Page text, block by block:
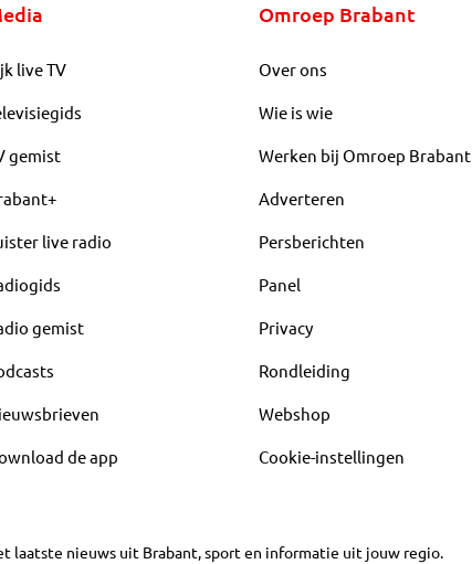
live TV
gemist
live radio
gemist
de app
Omroep Brabant
Over ons
Wie is wie
Werken bij Omroep Brabant
Adverteren
Persberichten
Panel
Privacy
Rondleiding
Webshop
Cookie-instellingen
laatste nieuws uit Brabant, sport en informatie uit jouw regio.